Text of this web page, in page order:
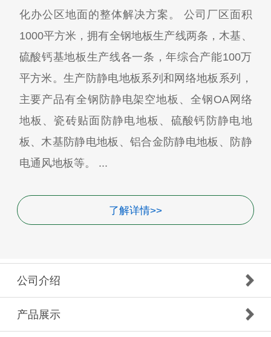
化办公区地面的整体解决方案。 公司厂区面积
1000平方米，拥有全钢地板生产线两条，木基、
硫酸钙基地板生产线各一条，年综合产能100万
平方米。生产防静电地板系列和网络地板系列，
主要产品有全钢防静电架空地板、全钢OA网络
地板、瓷砖贴面防静电地板、硫酸钙防静电地
板、木基防静电地板、铝合金防静电地板、防静
电通风地板等。 ...
了解详情>>
公司介绍
产品展示